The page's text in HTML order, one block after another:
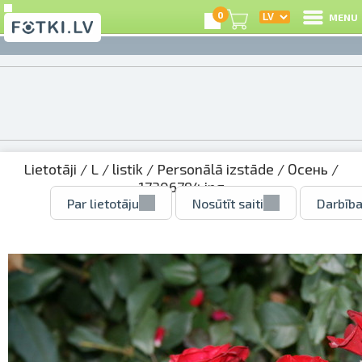
0 MENU
Lietotāji / L / listik / Personālā izstāde / Осень /
17306794.jpg
Par lietotāju Nosūtīt saiti